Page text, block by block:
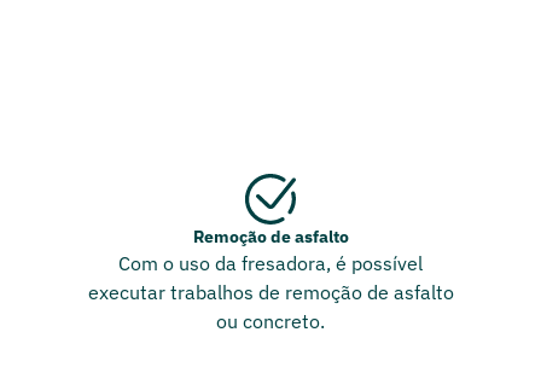
Remoção de asfalto
Com o uso da fresadora, é possível
executar trabalhos de remoção de asfalto
ou concreto.